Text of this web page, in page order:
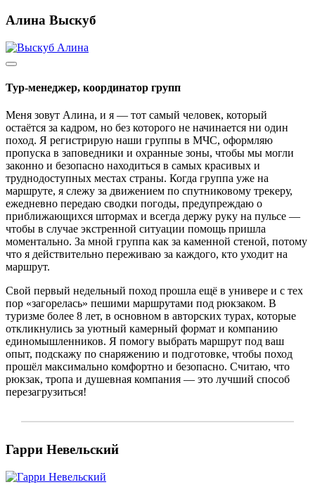
Алина Выскуб
Тур-менеджер, координатор групп
Меня зовут Алина, и я — тот самый человек, который
остаётся за кадром, но без которого не начинается ни один
поход. Я регистрирую наши группы в МЧС, оформляю
пропуска в заповедники и охранные зоны, чтобы мы могли
законно и безопасно находиться в самых красивых и
труднодоступных местах страны. Когда группа уже на
маршруте, я слежу за движением по спутниковому трекеру,
ежедневно передаю сводки погоды, предупреждаю о
приближающихся штормах и всегда держу руку на пульсе —
чтобы в случае экстренной ситуации помощь пришла
моментально. За мной группа как за каменной стеной, потому
что я действительно переживаю за каждого, кто уходит на
маршрут.
Свой первый недельный поход прошла ещё в универе и с тех
пор «загорелась» пешими маршрутами под рюкзаком. В
туризме более 8 лет, в основном в авторских турах, которые
откликнулись за уютный камерный формат и компанию
единомышленников. Я помогу выбрать маршрут под ваш
опыт, подскажу по снаряжению и подготовке, чтобы поход
прошёл максимально комфортно и безопасно. Считаю, что
рюкзак, тропа и душевная компания — это лучший способ
перезагрузиться!
Гарри Невельский